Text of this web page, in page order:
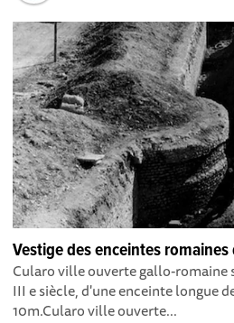
Vestige des enceintes romaines
Cularo ville ouverte gallo-romaine
III e siècle, d'une enceinte longue
10m.Cularo ville ouverte...